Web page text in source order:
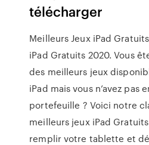
télécharger
Meilleurs Jeux iPad
iPad Gratuits 2020. Vous
des meilleurs jeux
iPad mais vous n’avez pas
portefeuille ? Voici notre
meilleurs jeux iPad
remplir votre tablette et